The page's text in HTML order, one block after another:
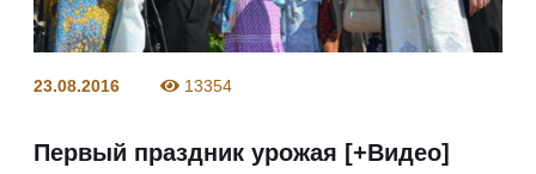
23.08.2016 13354
Первый праздник урожая [+Видео]